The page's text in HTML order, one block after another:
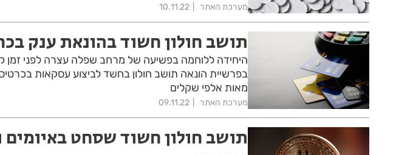
מערכת האתר 10.11.22
תושב חולון חשוד בהונאת ענק
היחידה ללוחמה בפשיעה של מרחב שפלה עצרה לפני זמן
בפרשיית הונאה תושב חולון בחשד לביצוע עסקאות
מאות אלפי שקלים
מערכת האתר 09.11.22
תושב חולון חשוד שסחט באיומים